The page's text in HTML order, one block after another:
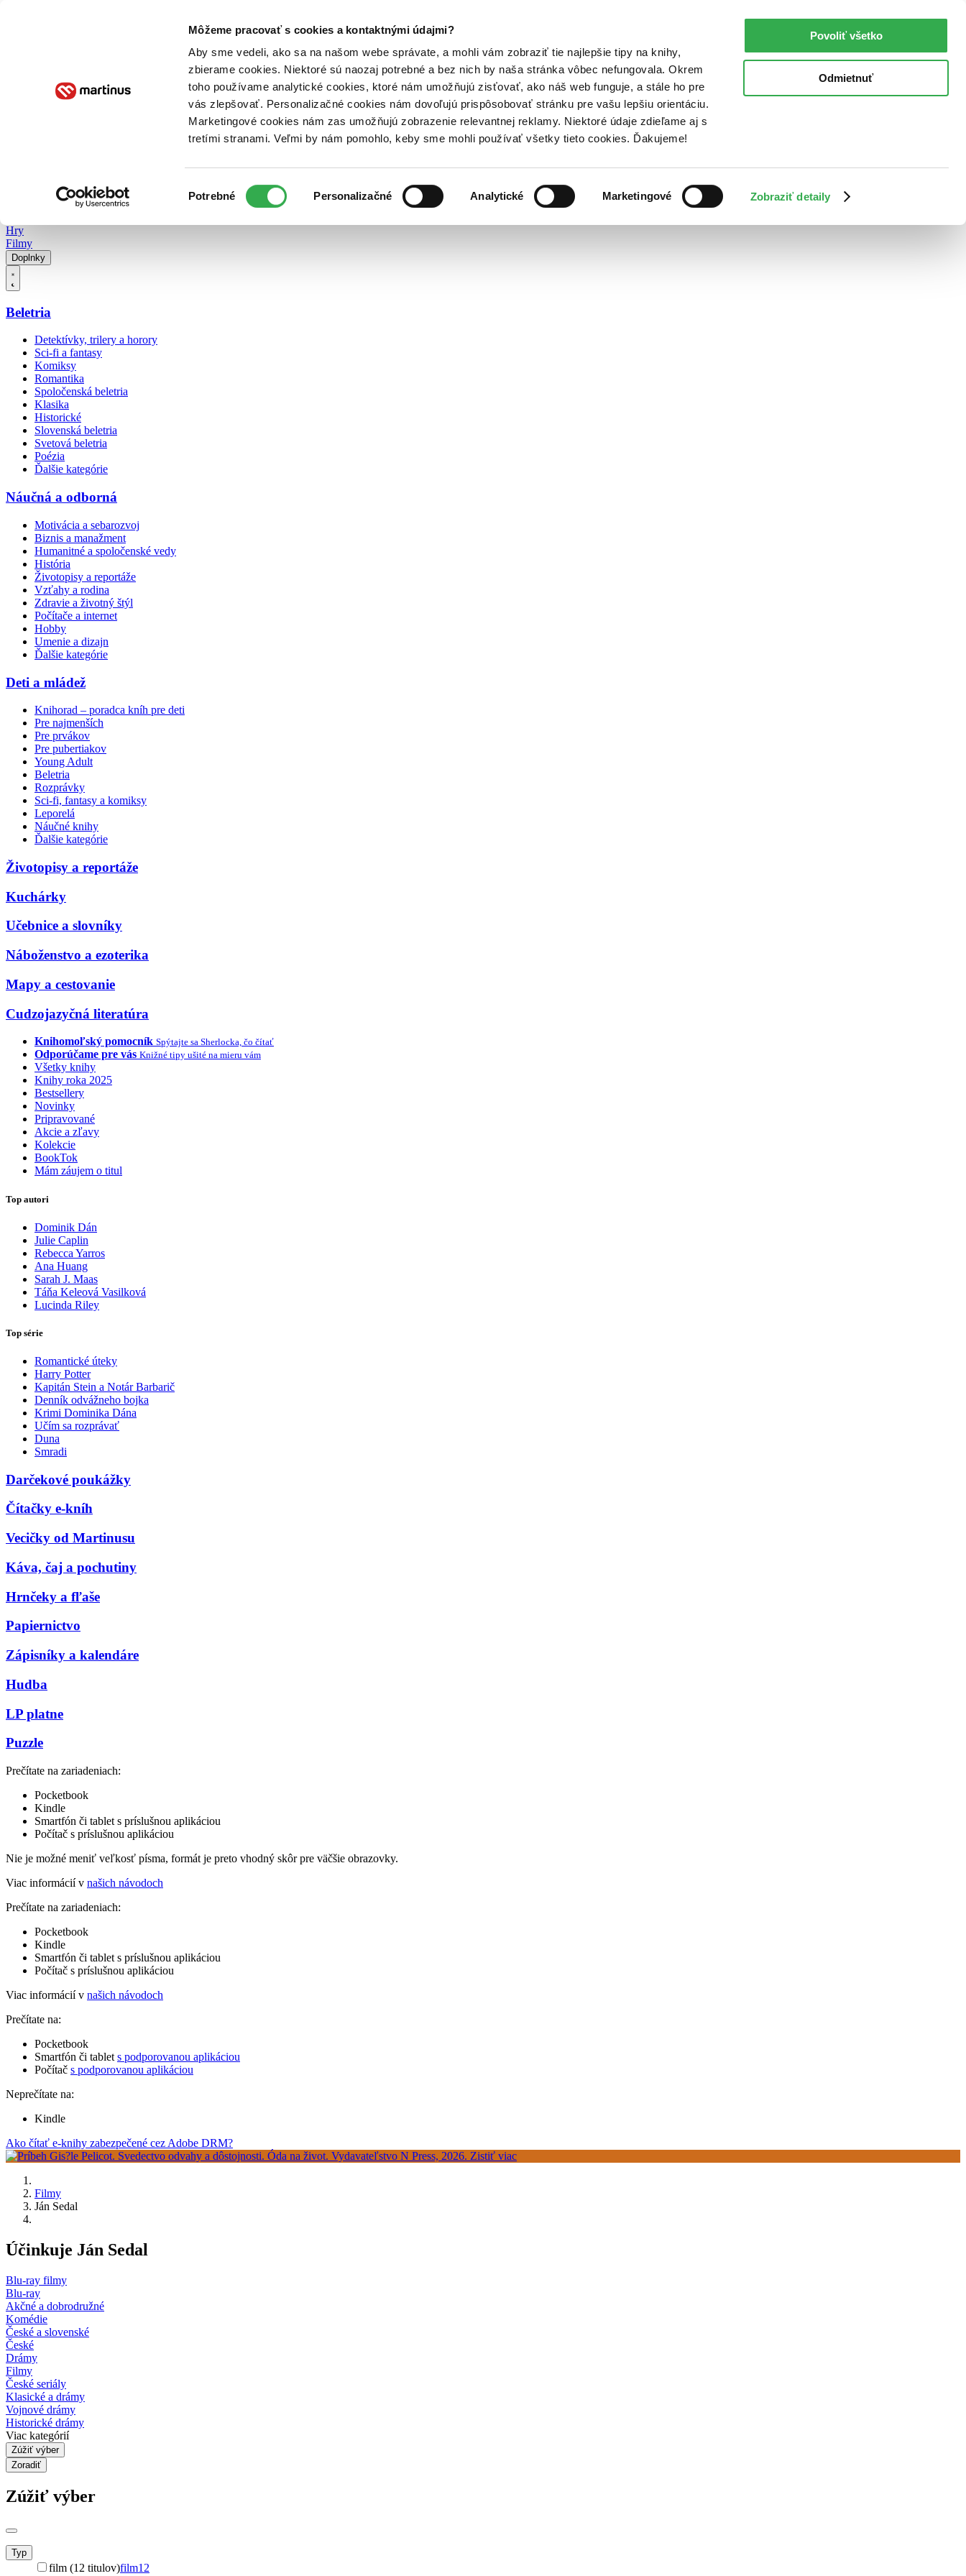
Môžeme pracovať s cookies a kontaktnými údajmi?
Aby sme vedeli, ako sa na našom webe správate, a mohli vám zobraziť tie najlepšie tipy na knihy,
zbierame cookies. Niektoré sú naozaj potrebné a bez nich by naša stránka vôbec nefungovala. Okrem
toho používame analytické cookies, ktoré nám umožňujú zisťovať, ako náš web funguje, a stále ho pre
vás zlepšovať. Personalizačné cookies nám dovoľujú prispôsobovať stránku pre vašu lepšiu orientáciu.
Marketingové cookies nám zas umožňujú zobrazenie relevantnej reklamy. Niektoré údaje zdieľame aj s
tretími stranami. Veľmi by nám pomohlo, keby sme mohli používať všetky tieto cookies. Ďakujeme!
súhlasu
Potrebné Personalizačné Analytické Marketingové Zobraziť detaily
Povoliť všetko
Odmietnuť
Poukážky Kontakt
Hry
Filmy
Doplnky
Beletria
Detektívky, trilery a horory
Sci-fi a fantasy
Komiksy
Romantika
Spoločenská beletria
Klasika
Historické
Slovenská beletria
Svetová beletria
Poézia
Ďalšie kategórie
Náučná a odborná
Motivácia a sebarozvoj
Biznis a manažment
Humanitné a spoločenské vedy
História
Životopisy a reportáže
Vzťahy a rodina
Zdravie a životný štýl
Počítače a internet
Hobby
Umenie a dizajn
Ďalšie kategórie
Deti a mládež
Knihorad – poradca kníh pre deti
Pre najmenších
Pre prvákov
Pre pubertiakov
Young Adult
Beletria
Rozprávky
Sci-fi, fantasy a komiksy
Leporelá
Náučné knihy
Ďalšie kategórie
Životopisy a reportáže
Kuchárky
Učebnice a slovníky
Náboženstvo a ezoterika
Mapy a cestovanie
Cudzojazyčná literatúra
Knihomoľský pomocník Spýtajte sa Sherlocka, čo čítať
Odporúčame pre vás Knižné tipy ušité na mieru vám
Všetky knihy
Knihy roka 2025
Bestsellery
Novinky
Pripravované
Akcie a zľavy
Kolekcie
BookTok
Mám záujem o titul
Top autori
Dominik Dán
Julie Caplin
Rebecca Yarros
Ana Huang
Sarah J. Maas
Táňa Keleová Vasilková
Lucinda Riley
Top série
Romantické úteky
Harry Potter
Kapitán Stein a Notár Barbarič
Denník odvážneho bojka
Krimi Dominika Dána
Učím sa rozprávať
Duna
Smradi
Darčekové poukážky
Čítačky e-kníh
Vecičky od Martinusu
Káva, čaj a pochutiny
Hrnčeky a fľaše
Papiernictvo
Zápisníky a kalendáre
Hudba
LP platne
Puzzle
Prečítate na zariadeniach:
Pocketbook
Kindle
Smartfón či tablet s príslušnou aplikáciou
Počítač s príslušnou aplikáciou
Nie je možné meniť veľkosť písma, formát je preto vhodný skôr pre väčšie obrazovky.
Viac informácií v našich návodoch
Prečítate na zariadeniach:
Pocketbook
Kindle
Smartfón či tablet s príslušnou aplikáciou
Počítač s príslušnou aplikáciou
Viac informácií v našich návodoch
Prečítate na:
Pocketbook
Smartfón či tablet s podporovanou aplikáciou
Počítač s podporovanou aplikáciou
Neprečítate na:
Kindle
Ako čítať e-knihy zabezpečené cez Adobe DRM?
Filmy
Ján Sedal
Účinkuje Ján Sedal
Blu-ray filmy
Blu-ray
Akčné a dobrodružné
Komédie
České a slovenské
České
Drámy
Filmy
České seriály
Klasické a drámy
Vojnové drámy
Historické drámy
Viac kategórií
Zúžiť výber
Zoradiť
Zúžiť výber
Typ
film (12 titulov)film12